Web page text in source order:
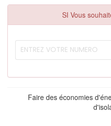
SI Vous
Faire des économies